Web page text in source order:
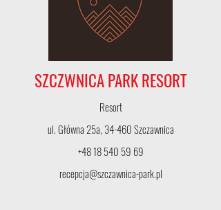
SZCZWNICA PARK RESORT
Resort
ul. Główna 25a, 34-460 Szczawnica
+48 18 540 59 69
recepcja@szczawnica-park.pl